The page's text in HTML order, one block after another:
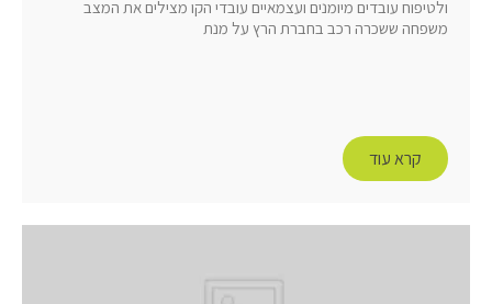
ולטיפוח עובדים מיומנים ועצמאיים עובדי הקו מצילים את המצב
משפחה ששכרה רכב בחברת הרץ על מנת
קרא עוד